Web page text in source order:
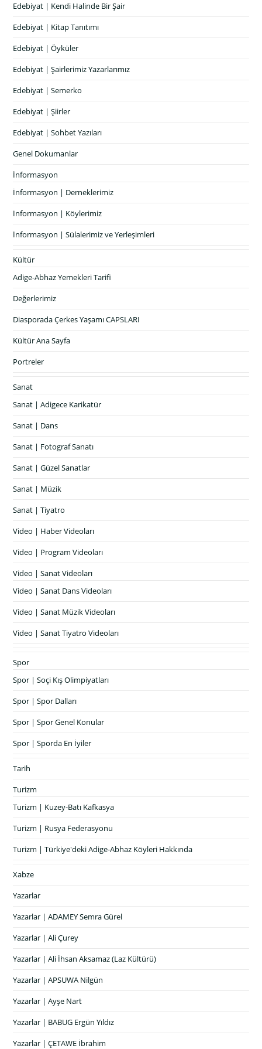
Edebiyat | Kendi Halinde Bir Şair
Edebiyat | Kitap Tanıtımı
Edebiyat | Öyküler
Edebiyat | Şairlerimiz Yazarlarımız
Edebiyat | Semerko
Edebiyat | Şiirler
Edebiyat | Sohbet Yazıları
Genel Dokumanlar
İnformasyon
İnformasyon | Derneklerimiz
İnformasyon | Köylerimiz
İnformasyon | Sülalerimiz ve Yerleşimleri
Kültür
Adige-Abhaz Yemekleri Tarifi
Değerlerimiz
Diasporada Çerkes Yaşamı CAPSLARI
Kültür Ana Sayfa
Portreler
Sanat
Sanat | Adigece Karikatür
Sanat | Dans
Sanat | Fotograf Sanatı
Sanat | Güzel Sanatlar
Sanat | Müzik
Sanat | Tiyatro
Video | Haber Videoları
Video | Program Videoları
Video | Sanat Videoları
Video | Sanat Dans Videoları
Video | Sanat Müzik Videoları
Video | Sanat Tiyatro Videoları
Spor
Spor | Soçi Kış Olimpiyatları
Spor | Spor Dalları
Spor | Spor Genel Konular
Spor | Sporda En İyiler
Tarih
Turizm
Turizm | Kuzey-Batı Kafkasya
Turizm | Rusya Federasyonu
Turizm | Türkiye'deki Adige-Abhaz Köyleri Hakkında
Xabze
Yazarlar
Yazarlar | ADAMEY Semra Gürel
Yazarlar | Ali Çurey
Yazarlar | Ali İhsan Aksamaz (Laz Kültürü)
Yazarlar | APSUWA Nilgün
Yazarlar | Ayşe Nart
Yazarlar | BABUG Ergün Yıldız
Yazarlar | ÇETAWE İbrahim